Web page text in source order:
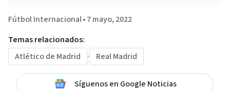
Fútbol Internacional•7 mayo, 2022
Temas relacionados:
Atlético de Madrid
· Real Madrid
Síguenos en Google Noticias